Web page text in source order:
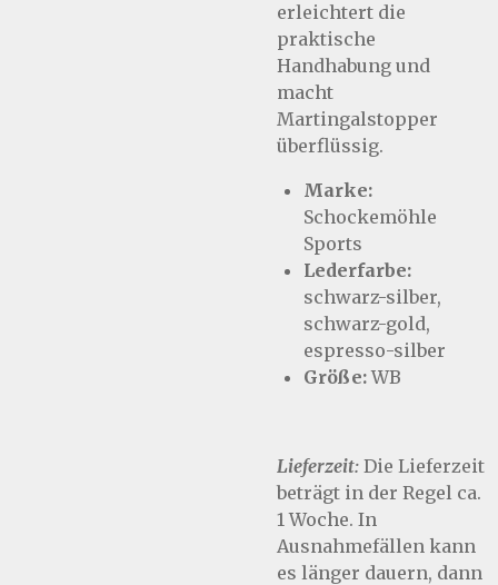
erleichtert die
praktische
Handhabung und
macht
Martingalstopper
überflüssig.
Marke:
Schockemöhle
Sports
Lederfarbe:
schwarz-silber,
schwarz-gold,
espresso-silber
Größe:WB
Lieferzeit: Die Lieferzeit
beträgt in der Regel ca.
1 Woche. In
Ausnahmefällen kann
es länger dauern, dann